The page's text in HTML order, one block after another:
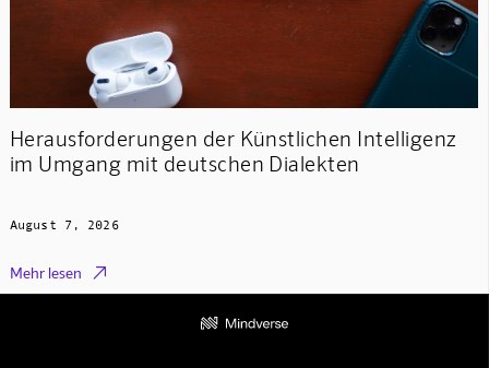
Herausforderungen der Künstlichen Intelligenz
im Umgang mit deutschen Dialekten
August 7, 2026
Mehr lesen 